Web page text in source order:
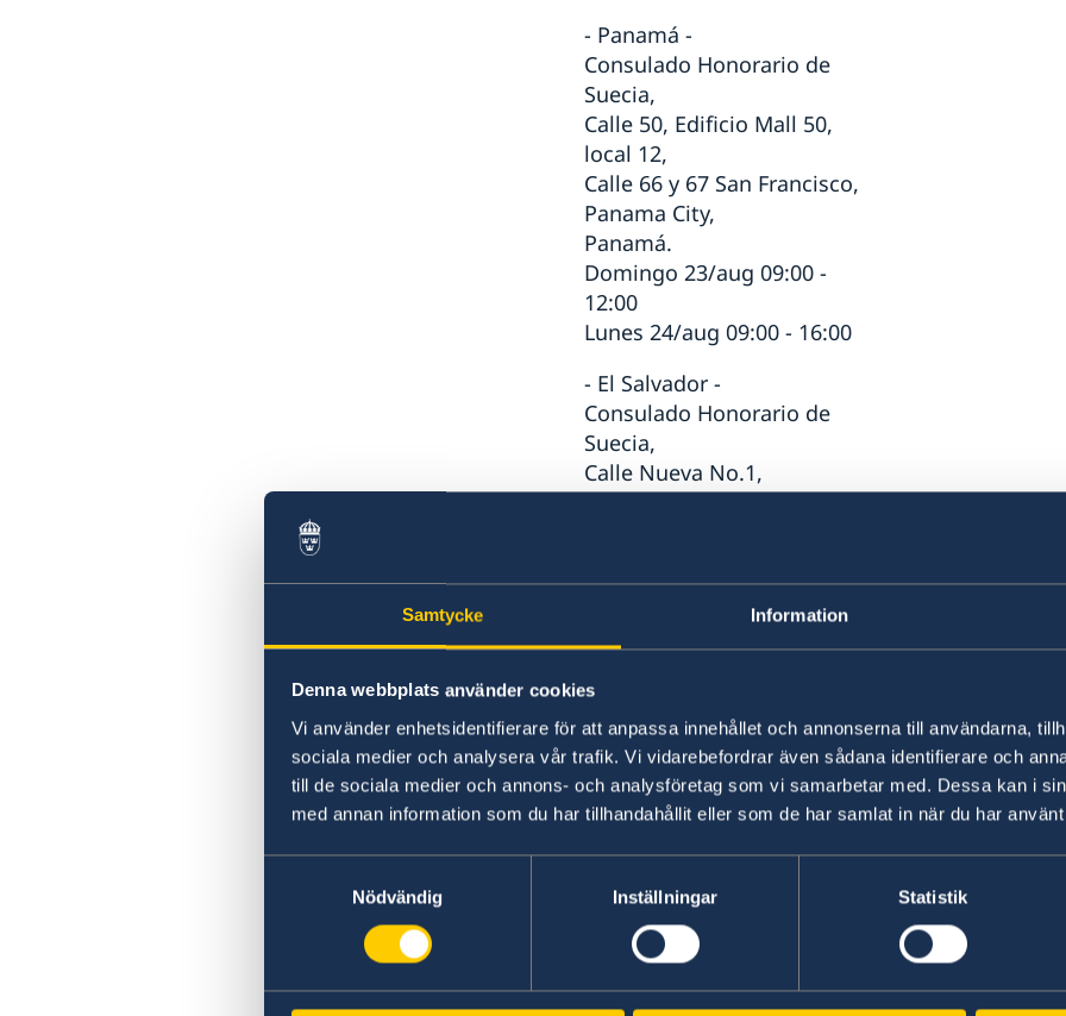
Samtycke Information
Denna webbplats använder cookies
Vi använder enhetsidentifierare för att anpassa innehållet och annonserna till användarna,
sociala medier och analysera vår trafik. Vi vidarebefordrar även sådana identifierare och
till de sociala medier och annons- och analysföretag som vi samarbetar med. Dessa kan i
med annan information som du har tillhandahållit eller som de har samlat in när du har
Nödvändig
Inställningar Statistik
- Panamá -
Consulado Honorario de
Suecia,
Calle 50, Edificio Mall 50,
local 12,
Calle 66 y 67 San Francisco,
Panama City,
Panamá.
Domingo 23/aug 09:00 -
12:00
Lunes 24/aug 09:00 - 16:00
- El Salvador -
Consulado Honorario de
Suecia,
Calle Nueva No.1,
Casa 3733 Colonia Escalón,
Domingo 30/aug 09:00 -
Lunes 31/aug 09:00 -
16:00
- Honduras -
Consulado Honorario de
Suecia,
Col. Tiloarque, Blvd.
Fuerzas Armadas,
Millennium,
Comayaguela,
Honduras.
Viernes 28/aug 09:00 -